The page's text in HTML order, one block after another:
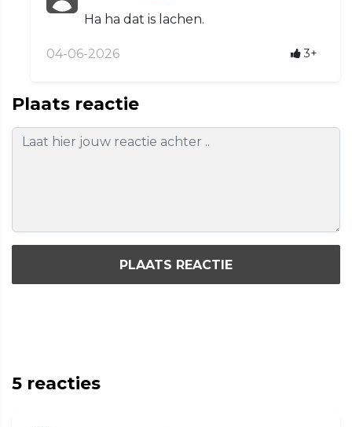
Ha ha dat is lachen.
04-06-2026 3+
Plaats reactie
PLAATS REACTIE
5 reacties